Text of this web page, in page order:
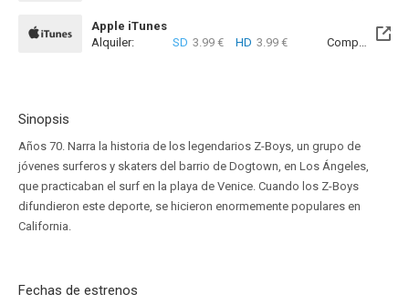
Apple iTunes
Alquiler:
SD 3.99 € HD 3.99 € Compra: SD
Sinopsis
Años 70. Narra la historia de los legendarios Z-Boys, un grupo de
jóvenes surferos y skaters del barrio de Dogtown, en Los Ángeles,
que practicaban el surf en la playa de Venice. Cuando los Z-Boys
difundieron este deporte, se hicieron enormemente populares en
California.
Fechas de estrenos